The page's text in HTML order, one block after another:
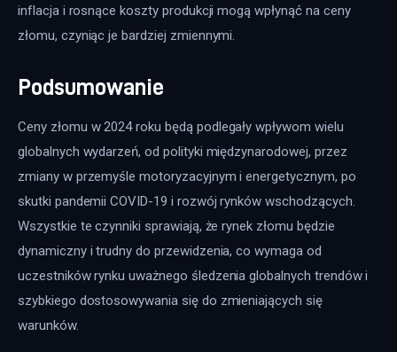
inflacja i rosnące koszty produkcji mogą wpłynąć na ceny
złomu, czyniąc je bardziej zmiennymi.
Podsumowanie
Ceny złomu w 2024 roku będą podlegały wpływom wielu
globalnych wydarzeń, od polityki międzynarodowej, przez
zmiany w przemyśle motoryzacyjnym i energetycznym, po
skutki pandemii COVID-19 i rozwój rynków wschodzących.
Wszystkie te czynniki sprawiają, że rynek złomu będzie
dynamiczny i trudny do przewidzenia, co wymaga od
uczestników rynku uważnego śledzenia globalnych trendów i
szybkiego dostosowywania się do zmieniających się
warunków.